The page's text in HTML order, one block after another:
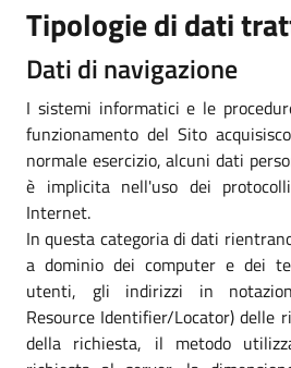
Tipologie di dati
Dati di navigazione
I sistemi informatici e le
funzionamento del Sito
normale esercizio, alcuni dati
è implicita nell'uso dei
Internet.
In questa categoria di dati
a dominio dei computer e dei
utenti, gli indirizzi in
Resource Identifier/Locator) delle
della richiesta, il metodo